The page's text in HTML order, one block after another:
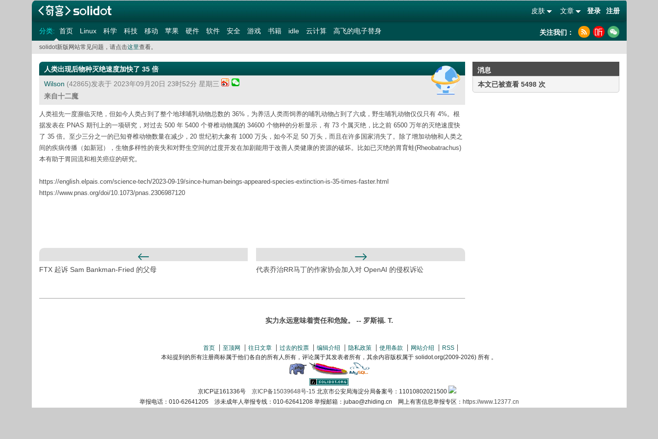
登录 注册
文章
皮肤
分类: 首页 Linux 科学 科技 移动 苹果 硬件 软件 安全 游戏 书籍 idle 云计算 高飞的电子替身 关注我们：
solidot新版网站常见问题，请点击这里查看。
消息
本文已被查看 5498 次
人类出现后物种灭绝速度加快了 35 倍
Wilson (42865)发表于 2023年09月20日 23时52分 星期三
来自十二魔
人类祖先一度濒临灭绝，但如今人类占到了整个地球哺乳动物总数的 36%，为养活人类而饲养的哺乳动物占到了六成，野生哺乳动物仅仅只有 4%。根
据发表在 PNAS 期刊上的一项研究，对过去 500 年 5400 个脊椎动物属的 34600 个物种的分析显示，有 73 个属灭绝，比之前 6500 万年的灭绝速度快
了 35 倍。至少三分之一的已知脊椎动物数量在减少，20 世纪初大象有 1000 万头，如今不足 50 万头，而且在许多国家消失了。除了增加动物和人类之
间的疾病传播（如新冠），生物多样性的丧失和对野生空间的过度开发在加剧能用于改善人类健康的资源的破坏。比如已灭绝的胃育蛙(Rheobatrachus)
本有助于胃回流和相关癌症的研究。
https://english.elpais.com/science-tech/2023-09-19/since-human-beings-appeared-species-extinction-is-35-times-faster.html
https://www.pnas.org/doi/10.1073/pnas.2306987120
FTX 起诉 Sam Bankman-Fried 的父母 代表乔治RR马丁的作家协会加入对 OpenAI 的侵权诉讼
实力永远意味着责任和危险。 -- 罗斯福. T.
首页 至顶网 往日文章 过去的投票 编辑介绍 隐私政策 使用条款 网站介绍
RSS
本站提到的所有注册商标属于他们各自的所有人所有，评论属于其发表者所有，其余内容版权属于 solidot.org(2009-2026) 所有 。
京ICP证161336号 京ICP备15039648号-15 北京市公安局海淀分局备案号：11010802021500
举报电话：010-62641205 涉未成年人举报专线：010-62641208 举报邮箱：jubao@zhiding.cn 网上有害信息举报专区： https://www.12377.cn